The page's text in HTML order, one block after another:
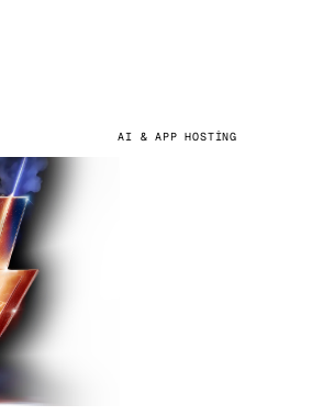
Bulgaristan
AI & APP HOSTING